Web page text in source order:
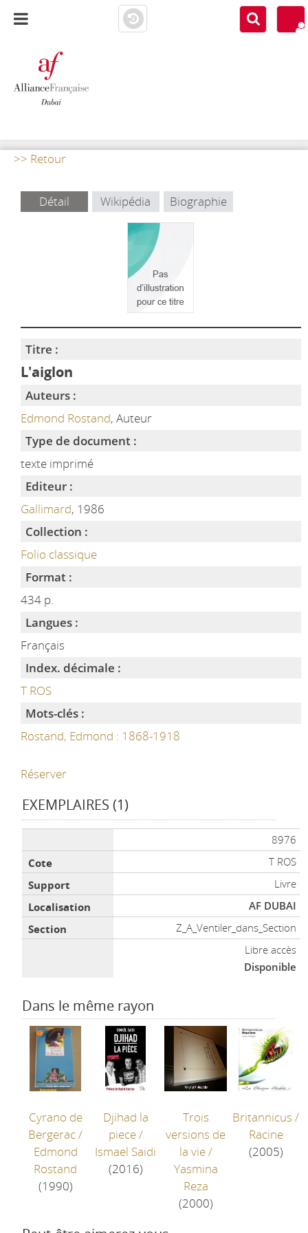
>> Retour
Détail Wikipédia Biographie
Titre :
L'aiglon
Auteurs :
Edmond Rostand, Auteur
Type de document :
texte imprimé
Editeur :
Gallimard, 1986
Collection :
Folio classique
Format :
434 p.
Langues :
Français
Index. décimale :
T ROS
Mots-clés :
Rostand, Edmond : 1868-1918
Réserver
EXEMPLAIRES (1)
8976
T ROS
Livre
AF DUBAI
Z_A_Ventiler_dans_Section
Libre accès
Disponible
Dans le même rayon
Cyrano de
Bergerac/
Edmond
Rostand
(1990)
Djihad la
piece/
Ismael Saidi
(2016)
Trois
versions de
la vie/
Yasmina
Reza
(2000)
Britannicus /
Racine
(2005)